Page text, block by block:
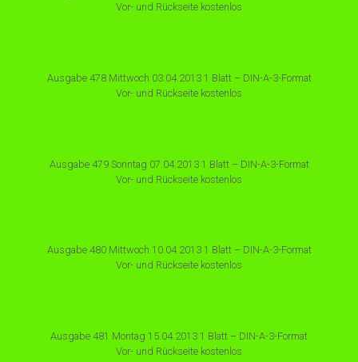
Vor- und Rückseite kostenlos
Ausgabe 478 Mittwoch 03.04.2013 1 Blatt – DIN-A-3-Format
Vor- und Rückseite kostenlos
Ausgabe 479 Sonntag 07.04.2013 1 Blatt – DIN-A-3-Format
Vor- und Rückseite kostenlos
Ausgabe 480 Mittwoch 10.04.2013 1 Blatt – DIN-A-3-Format
Vor- und Rückseite kostenlos
Ausgabe 481 Montag 15.04.2013 1 Blatt – DIN-A-3-Format
Vor- und Rückseite kostenlos